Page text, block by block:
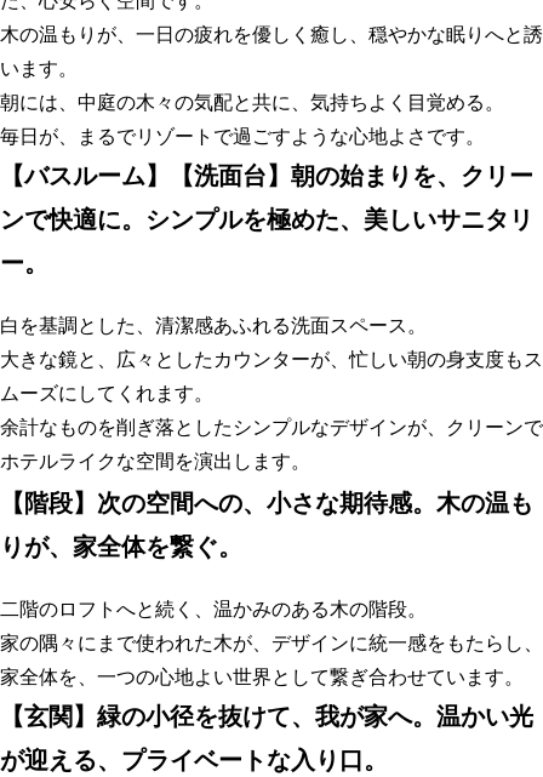
木の温もりが、一日の疲れを優しく癒し、穏やかな眠りへと誘
います。
朝には、中庭の木々の気配と共に、気持ちよく目覚める。
毎日が、まるでリゾートで過ごすような心地よさです。
【バスルーム】【洗面台】朝の始まりを、クリー
ンで快適に。シンプルを極めた、美しいサニタリ
ー。
白を基調とした、清潔感あふれる洗面スペース。
大きな鏡と、広々としたカウンターが、忙しい朝の身支度もス
ムーズにしてくれます。
余計なものを削ぎ落としたシンプルなデザインが、クリーンで
ホテルライクな空間を演出します。
【 階段】次の空間への、小さな期待感。木の温も
りが、家全体を繋ぐ。
二階のロフトへと続く、温かみのある木の階段。
家の隅々にまで使われた木が、デザインに統一感をもたらし、
家全体を、一つの心地よい世界として繋ぎ合わせています。
【玄関】緑の小径を抜けて、我が家へ。温かい光
が迎える、プライベートな入り口。